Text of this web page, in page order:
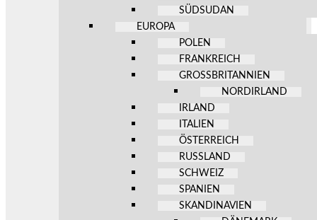
SÜDSUDAN
EUROPA
POLEN
FRANKREICH
GROSSBRITANNIEN
NORDIRLAND
IRLAND
ITALIEN
ÖSTERREICH
RUSSLAND
SCHWEIZ
SPANIEN
SKANDINAVIEN